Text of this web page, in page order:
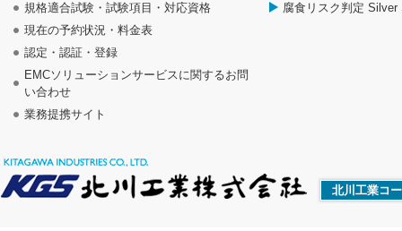
規格適合試験・試験項目・対応資格
現在の予約状況・料金表
認定・認証・登録
EMCソリューションサービスに関するお問
い合わせ
業務提携サイト
腐食リスク判定
北川工業コ